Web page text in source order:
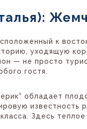
к
уходящую
— не просто
гостя.
обладает
известность
Здесь